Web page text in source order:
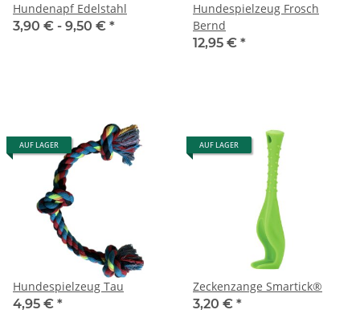
Hundenapf Edelstahl
3,90 € - 9,50 € *
Hundespielzeug Frosch
Bernd
12,95 € *
AUF LAGER
Hundespielzeug Tau
4,95 € *
AUF LAGER
Zeckenzange Smartick®
3,20 € *